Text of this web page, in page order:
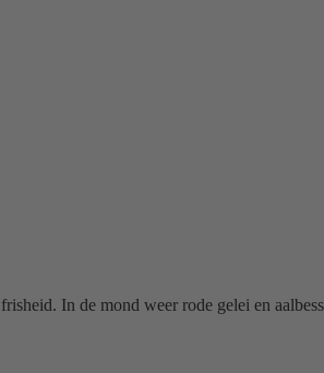
In de mond weer rode gelei en